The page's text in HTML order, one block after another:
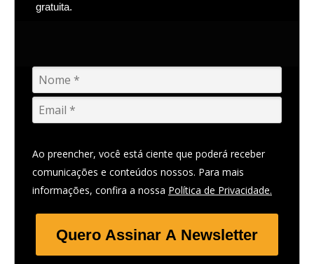
gratuita.
Ao preencher, você está ciente que poderá receber
comunicações e conteúdos nossos. Para mais
informações, confira a nossa Política de Privacidade.
Quero Assinar A Newsletter